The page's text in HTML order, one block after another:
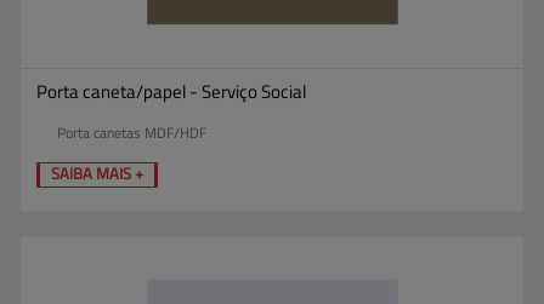
Porta caneta/papel - Serviço Social
Porta canetas MDF/HDF
SAIBA MAIS +